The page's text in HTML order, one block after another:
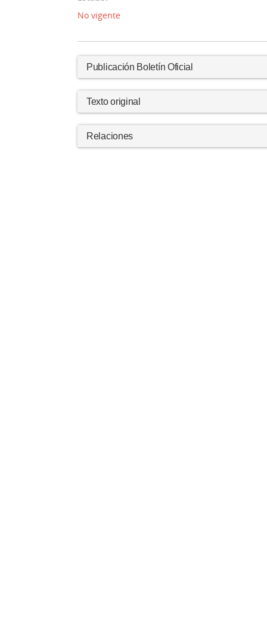
No vigente
Publicación Boletín Oficial
Texto original
Relaciones